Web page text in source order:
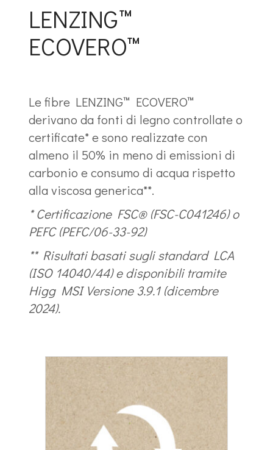
LENZING™
ECOVERO™
Le fibre LENZING™ ECOVERO™
derivano da fonti di legno controllate o
certificate* e sono realizzate con
almeno il 50% in meno di emissioni di
carbonio e consumo di acqua rispetto
alla viscosa generica**.
* Certificazione FSC® (FSC-C041246) o
PEFC (PEFC/06-33-92)
** Risultati basati sugli standard LCA
(ISO 14040/44) e disponibili tramite
Higg MSI Versione 3.9.1 (dicembre
2024).